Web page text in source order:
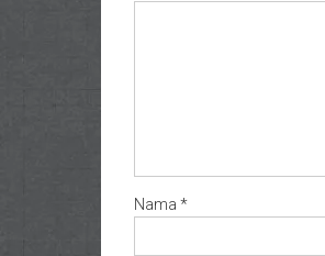
Nama *